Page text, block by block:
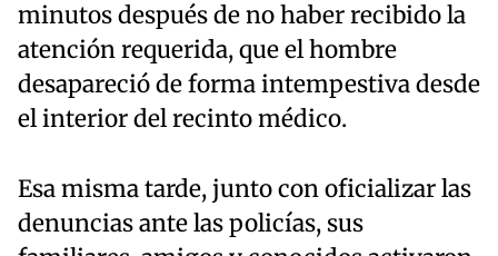
minutos después de no haber recibido la
atención requerida, que el hombre
desapareció de forma intempestiva desde
el interior del recinto médico.
Esa misma tarde, junto con oficializar las
denuncias ante las policías, sus